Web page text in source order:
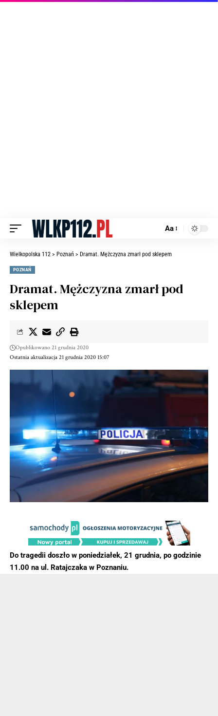
Aa
Wielkopolska 112 > Poznań > Dramat. Mężczyzna zmarł pod sklepem
POZNAŃ
Dramat. Mężczyzna zmarł pod
sklepem
Ostatnia aktualizacja 21 grudnia 2020 15:07
Opublikowano 21 grudnia 2020
Do tragedii doszło w poniedziałek, 21 grudnia, po godzinie
11.00 na ul. Ratajczaka w Poznaniu.